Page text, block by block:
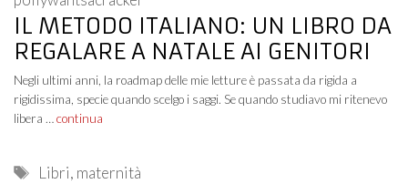
IL METODO ITALIANO: UN LIBRO DA
REGALARE A NATALE AI GENITORI
Negli ultimi anni, la roadmap delle mie letture è passata da rigida a
rigidissima, specie quando scelgo i saggi. Se quando studiavo mi ritenevo
libera …continua
Tags
Libri, maternità